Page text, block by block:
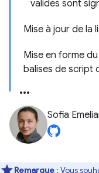
valides sont
Mise à jour de la
Mise en forme
balises de script
Sofia
Remarque : Vous